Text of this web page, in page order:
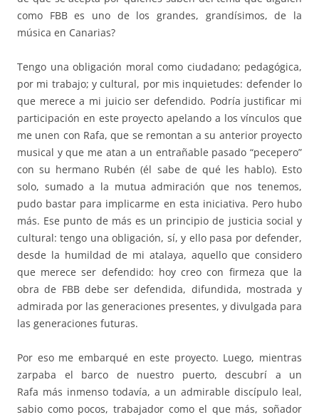
como FBB es uno de los grandes, grandísimos, de la
música en Canarias?
Tengo una obligación moral como ciudadano; pedagógica,
por mi trabajo; y cultural, por mis inquietudes: defender lo
que merece a mi juicio ser defendido. Podría justificar mi
participación en este proyecto apelando a los vínculos que
me unen con Rafa, que se remontan a su anterior proyecto
musical y que me atan a un entrañable pasado “pecepero”
con su hermano Rubén (él sabe de qué les hablo). Esto
solo, sumado a la mutua admiración que nos tenemos,
pudo bastar para implicarme en esta iniciativa. Pero hubo
más. Ese punto de más es un principio de justicia social y
cultural: tengo una obligación, sí, y ello pasa por defender,
desde la humildad de mi atalaya, aquello que considero
que merece ser defendido: hoy creo con firmeza que la
obra de FBB debe ser defendida, difundida, mostrada y
admirada por las generaciones presentes, y divulgada para
las generaciones futuras.
Por eso me embarqué en este proyecto. Luego, mientras
zarpaba el barco de nuestro puerto, descubrí a un
Rafa más inmenso todavía, a un admirable discípulo leal,
sabio como pocos, trabajador como el que más, soñador